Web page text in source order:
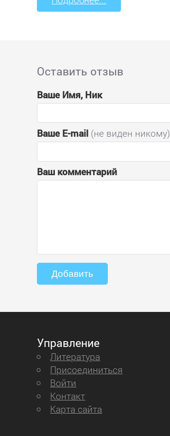
Оставить отзыв
Ваше Имя, Ник
Ваше E-mail (не виден никому)
Ваш комментарий
Управление
Литература
Присоединиться
Войти
Контакт
Карта сайта